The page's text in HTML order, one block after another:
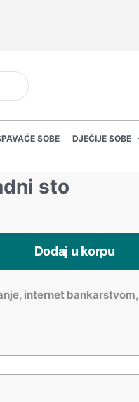
SOBE DJEČIJE SOBE
sto
Dodaj u korpu
internet